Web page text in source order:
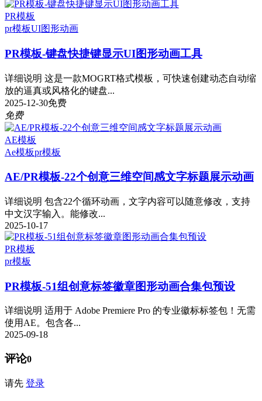
PR模板
pr模板UI图形动画
PR模板-键盘快捷键显示UI图形动画工具
详细说明 这是一款MOGRT格式模板，可快速创建动态自动缩
放的逼真或风格化的键盘...
2025-12-30免费
免费
AE模板
Ae模板pr模板
AE/PR模板-22个创意三维空间感文字标题展示动画
详细说明 包含22个循环动画，文字内容可以随意修改，支持
中文汉字输入。能修改...
2025-10-17
PR模板
pr模板
PR模板-51组创意标签徽章图形动画合集包预设
详细说明 适用于 Adob​​e Premiere Pro 的专业徽标标签包！无需
使用AE。包含各...
2025-09-18
评论0
请先 登录